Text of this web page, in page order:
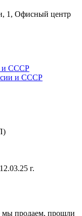
1, Офисный центр
и СССР
и СССР
г.
мы продаем, прошли